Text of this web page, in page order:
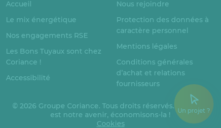
Accueil
Le mix énergétique
Nos engagements RSE
Les Bons Tuyaux sont chez
Coriance !
Accessibilité
Nous rejoindre
Protection des données à
caractère personnel
Mentions légales
Conditions générales
d’achat et relations
fournisseurs
© 2026 Groupe Coriance. Tous droits réservés. L’énergie
est notre avenir, économisons-la !
Cookies
Un projet ?